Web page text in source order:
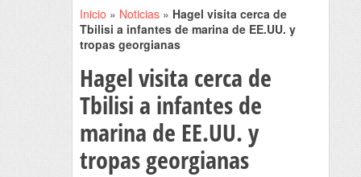
Inicio » Noticias» Hagel visita cerca de
Tbilisi a infantes de marina de EE.UU. y
tropas georgianas
Hagel visita cerca de
Tbilisi a infantes de
marina de EE.UU. y
tropas georgianas